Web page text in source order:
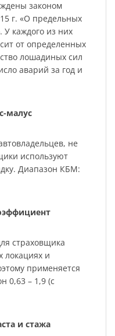
законом
г. «О предельных
У каждого из них
от определенных
лошадиных сил
аварий за год и
малус
не
используют
Диапазон КБМ:
страховщика
локациях и
применяется
0,63 – 1,9 (с
и стажа